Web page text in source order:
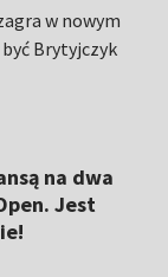
w nowym
Brytyjczyk
na dwa
Jest